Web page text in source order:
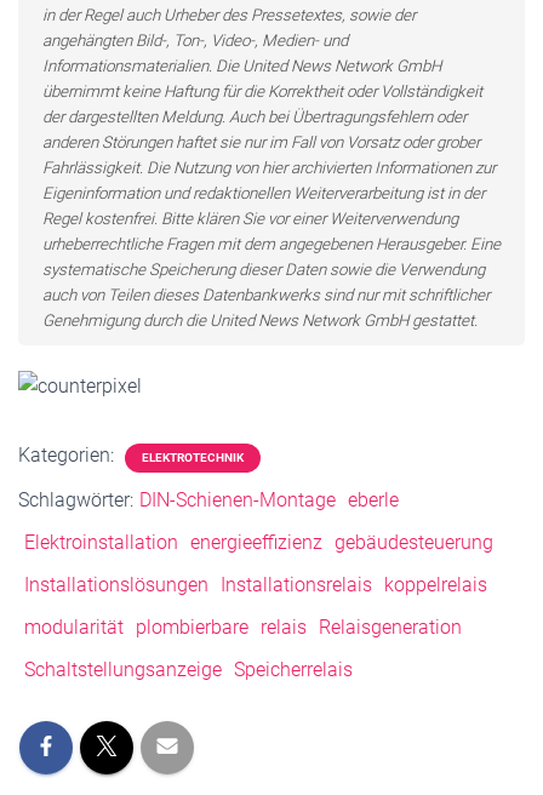
in der Regel auch Urheber des Pressetextes, sowie der
angehängten Bild-, Ton-, Video-, Medien- und
Informationsmaterialien. Die United News Network GmbH
übernimmt keine Haftung für die Korrektheit oder Vollständigkeit
der dargestellten Meldung. Auch bei Übertragungsfehlern oder
anderen Störungen haftet sie nur im Fall von Vorsatz oder grober
Fahrlässigkeit. Die Nutzung von hier archivierten Informationen zur
Eigeninformation und redaktionellen Weiterverarbeitung ist in der
Regel kostenfrei. Bitte klären Sie vor einer Weiterverwendung
urheberrechtliche Fragen mit dem angegebenen Herausgeber. Eine
systematische Speicherung dieser Daten sowie die Verwendung
auch von Teilen dieses Datenbankwerks sind nur mit schriftlicher
Genehmigung durch die United News Network GmbH gestattet.
Kategorien: ELEKTROTECHNIK
Schlagwörter: DIN-Schienen-Montage eberle
Elektroinstallation energieeffizienz gebäudesteuerung
Installationslösungen
Installationsrelais
koppelrelais
modularität plombierbare relais
Relaisgeneration
Schaltstellungsanzeige Speicherrelais